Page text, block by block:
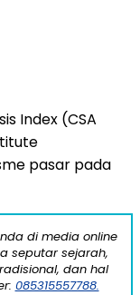
Index (CSA
pasar pada
di media online
seputar sejarah,
dan hal
085315557788.